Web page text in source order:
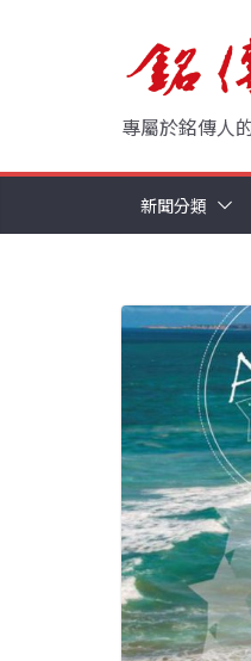
專屬於銘傳人
新聞分類